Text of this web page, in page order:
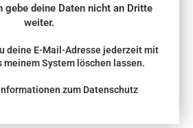
gebe deine Daten nicht an Dritte
weiter.
deine E-Mail-Adresse jederzeit mit
meinem System löschen lassen.
zum Datenschutz